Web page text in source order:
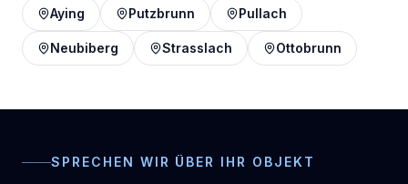
Aying Putzbrunn Pullach
Neubiberg Strasslach Ottobrunn
SPRECHEN WIR ÜBER IHR OBJEKT